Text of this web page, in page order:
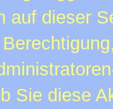
auf dieser
Sie diese